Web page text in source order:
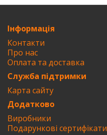
Інформація
Контакти
Про нас
Оплата та доставка
Служба підтримки
Карта сайту
Додатково
Виробники
Подарункові сертифікати